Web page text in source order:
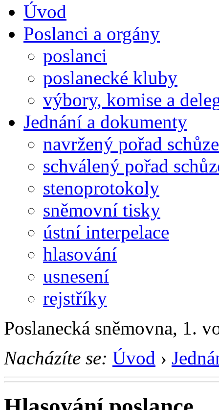
Úvod
Poslanci a orgány
poslanci
poslanecké kluby
výbory, komise a
Jednání a dokumenty
navržený pořad schůze
schválený pořad
stenoprotokoly
sněmovní tisky
ústní interpelace
hlasování
usnesení
rejstříky
Poslanecká sněmovna, 1.
Nacházíte se: Úvod ›